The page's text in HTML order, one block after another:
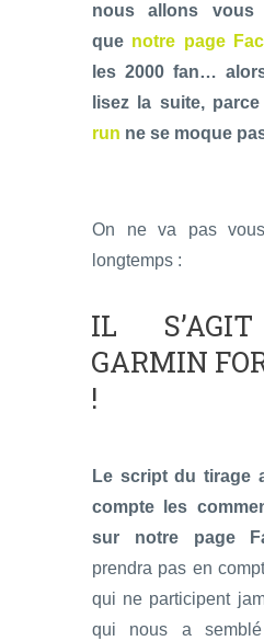
nous allons vous
que notre page
les 2000 fan…
lisez la suite,
run ne se moque
On ne va pas
longtemps :
IL
GARMIN
!
Le script du tirage
compte les
sur notre page
prendra pas en
qui ne participent
qui nous a